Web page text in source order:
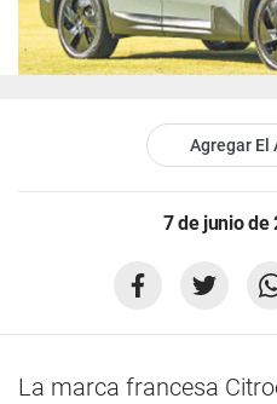
Agregar El
7 de junio de
La marca francesa